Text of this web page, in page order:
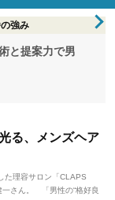
強み
と提案力で男
る、メンズヘア
た理容サロン「CLAPS
一さん。 「男性の“格好良